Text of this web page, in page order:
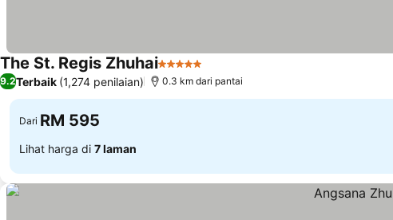
The St. Regis Zhuhai5 Bintang
9.2Terbaik (1,274 penilaian) 0.3 km dari pantai
Dari RM 595
Lihat harga di 7 laman